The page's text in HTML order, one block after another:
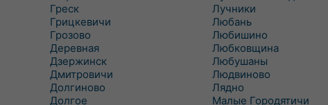
Греск
Грицкевичи
Грозово
Деревная
Дзержинск
Дмитровичи
Долгиново
Долгое
Лучники
Любань
Любишино
Любковщина
Любушаны
Людвиново
Лядно
Малые Городятичи